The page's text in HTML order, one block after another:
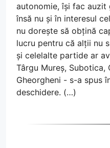
autonomie, își fac auzit
însă nu și în interesul
nu dorește să obțină
lucru pentru că alții nu
și celelalte partide ar
Târgu Mureș, Subotica,
Gheorgheni - s-a spus
deschidere. (…)